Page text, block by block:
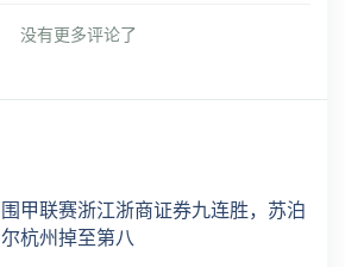
没有更多评论了
围甲联赛浙江浙商证券九连胜，苏泊
尔杭州掉至第八